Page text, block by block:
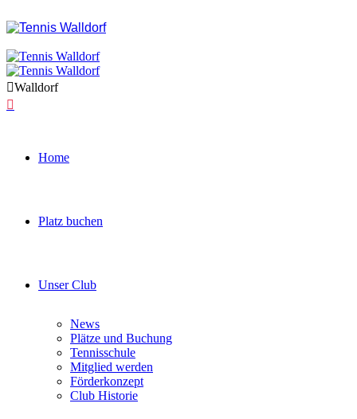
Walldorf
Home
Platz buchen
Unser Club
News
Plätze und Buchung
Tennisschule
Mitglied werden
Förderkonzept
Club Historie